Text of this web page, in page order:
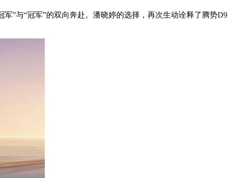
”与“冠军”的双向奔赴。潘晓婷的选择，再次生动诠释了腾势D9